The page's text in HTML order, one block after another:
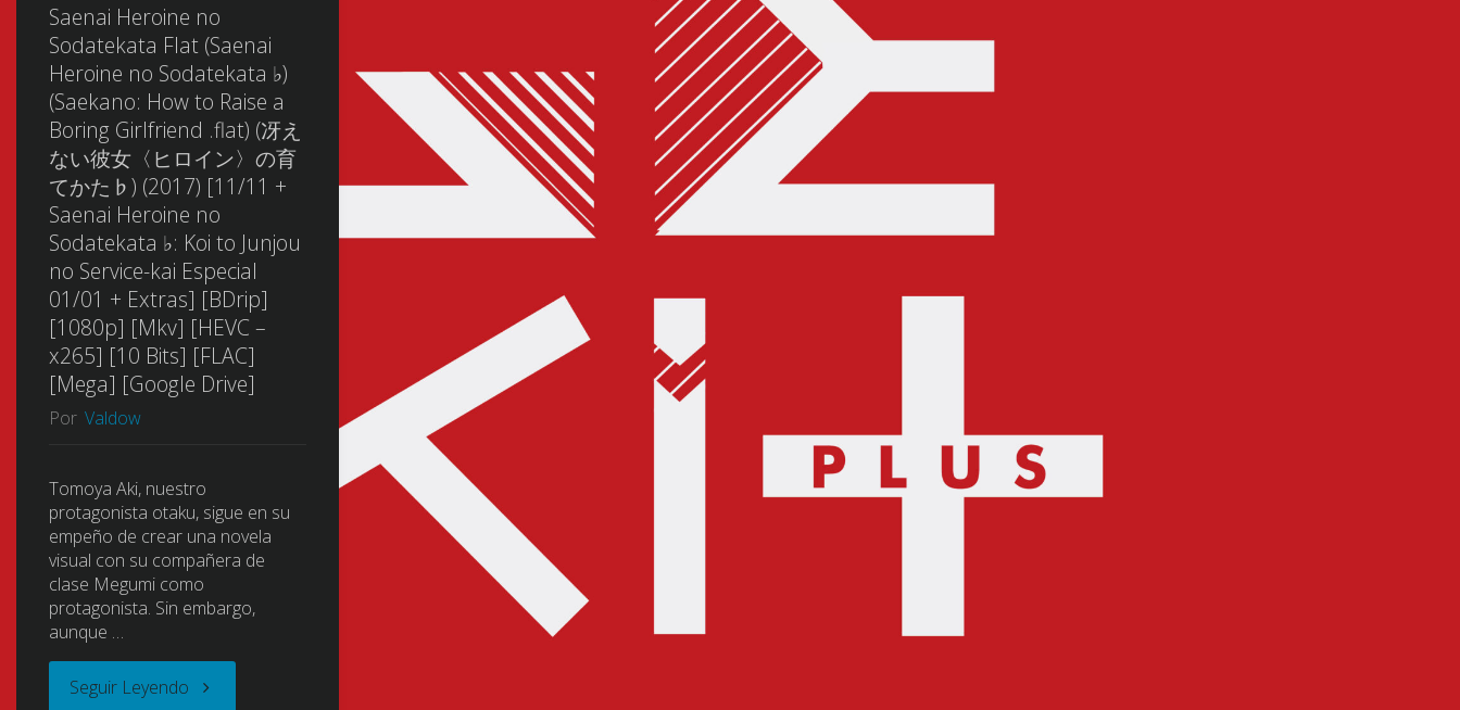
Saenai Heroine no
Sodatekata Flat (Saenai
Heroine no Sodatekata ♭)
(Saekano: How to Raise a
Boring Girlfriend .flat) (冴え
ない彼女〈ヒロイン〉の育
てかた♭) (2017) [11/11 +
Saenai Heroine no
Sodatekata ♭: Koi to Junjou
no Service-kai Especial
01/01 + Extras] [BDrip]
[1080p] [Mkv] [HEVC –
x265] [10 Bits] [FLAC]
[Mega] [Google Drive]
Por Valdow
Tomoya Aki, nuestro
protagonista otaku, sigue en su
empeño de crear una novela
visual con su compañera de
clase Megumi como
protagonista. Sin embargo,
aunque …
Seguir Leyendo "Saenai